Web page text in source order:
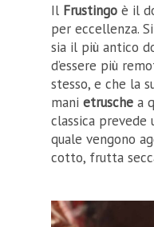
Il Frustingo è il
per eccellenza.
sia il più antico
d’essere più
stesso, e che la
mani etrusche a
classica prevede
quale vengono
cotto, frutta